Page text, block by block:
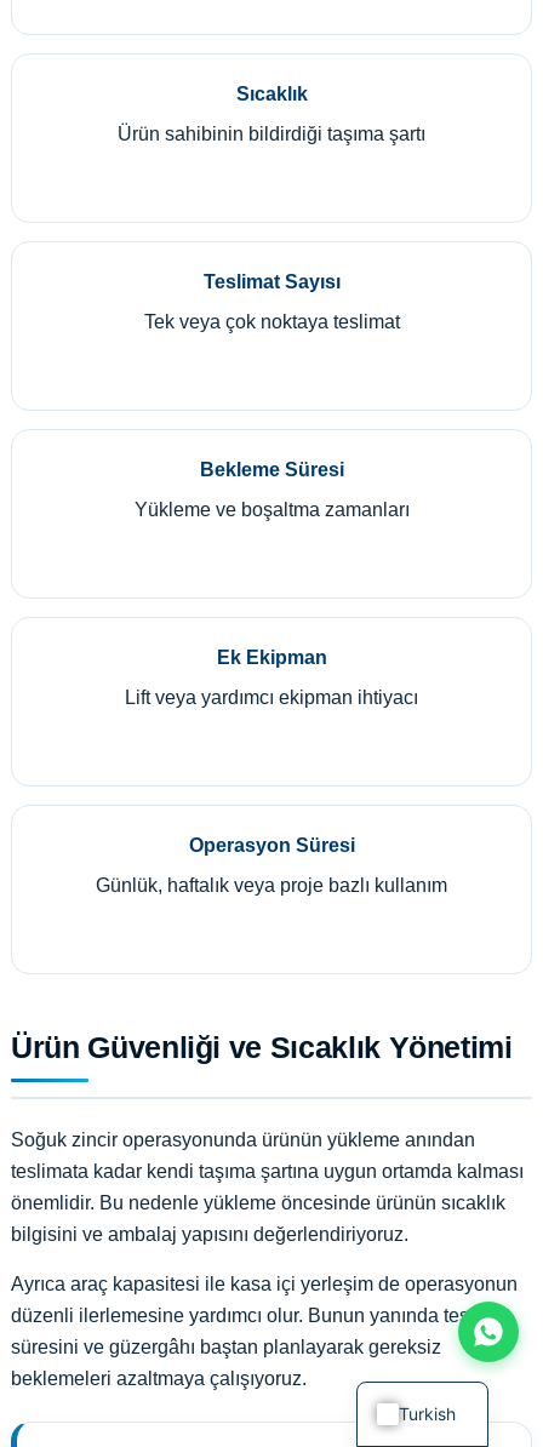
Sıcaklık
Ürün sahibinin bildirdiği taşıma şartı
Teslimat Sayısı
Tek veya çok noktaya teslimat
Bekleme Süresi
Yükleme ve boşaltma zamanları
Ek Ekipman
Lift veya yardımcı ekipman ihtiyacı
Operasyon Süresi
Günlük, haftalık veya proje bazlı kullanım
Ürün Güvenliği ve Sıcaklık Yönetimi
Soğuk zincir operasyonunda ürünün yükleme anından
teslimata kadar kendi taşıma şartına uygun ortamda kalması
önemlidir. Bu nedenle yükleme öncesinde ürünün sıcaklık
bilgisini ve ambalaj yapısını değerlendiriyoruz.
Ayrıca araç kapasitesi ile kasa içi yerleşim de operasyonun
düzenli ilerlemesine yardımcı olur. Bunun yanında teslimat
süresini ve güzergâhı baştan planlayarak gereksiz
beklemeleri azaltmaya çalışıyoruz.
Turkish